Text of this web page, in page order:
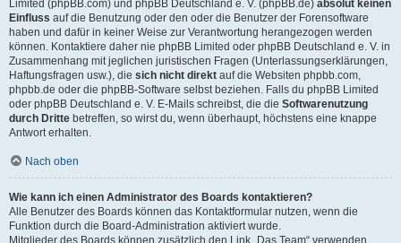
Limited (phpBB.com) und phpBB Deutschland e. V. (phpBB.de) absolut keinen
Einfluss auf die Benutzung oder den oder die Benutzer der Forensoftware
haben und dafür in keiner Weise zur Verantwortung herangezogen werden
können. Kontaktiere daher nie phpBB Limited oder phpBB Deutschland e. V. in
Zusammenhang mit jeglichen juristischen Fragen (Unterlassungserklärungen,
Haftungsfragen usw.), die sich nicht direkt auf die Websiten phpbb.com,
phpbb.de oder die phpBB-Software selbst beziehen. Falls du phpBB Limited
oder phpBB Deutschland e. V. E-Mails schreibst, die die Softwarenutzung
durch Dritte betreffen, so wirst du, wenn überhaupt, höchstens eine knappe
Antwort erhalten.
Nach oben
Wie kann ich einen Administrator des Boards kontaktieren?
Alle Benutzer des Boards können das Kontaktformular nutzen, wenn die
Funktion durch die Board-Administration aktiviert wurde.
Mitglieder des Boards können zusätzlich den Link „Das Team“ verwenden.